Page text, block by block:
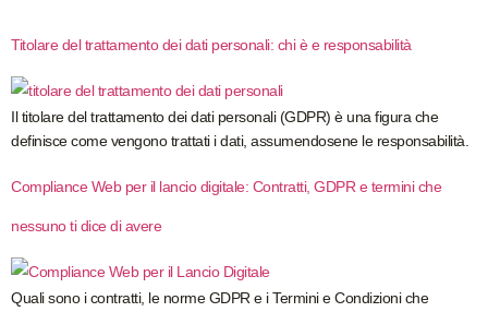
Titolare del trattamento dei dati personali: chi è e responsabilità
Il titolare del trattamento dei dati personali (GDPR) è una figura che
definisce come vengono trattati i dati, assumendosene le responsabilità.
Compliance Web per il lancio digitale: Contratti, GDPR e termini che
nessuno ti dice di avere
Quali sono i contratti, le norme GDPR e i Termini e Condizioni che